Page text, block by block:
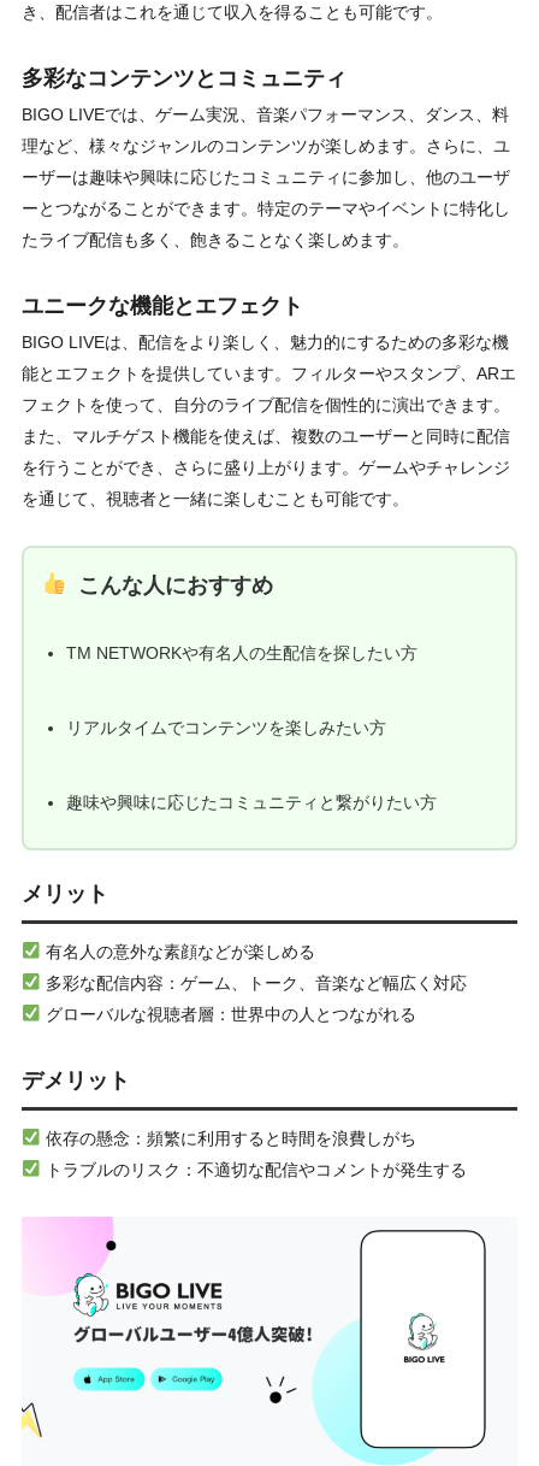
き、配信者はこれを通じて収入を得ることも可能です。
多彩なコンテンツとコミュニティ
BIGO LIVEでは、ゲーム実況、音楽パフォーマンス、ダンス、料
理など、様々なジャンルのコンテンツが楽しめます。さらに、ユ
ーザーは趣味や興味に応じたコミュニティに参加し、他のユーザ
ーとつながることができます。特定のテーマやイベントに特化し
たライブ配信も多く、飽きることなく楽しめます。
ユニークな機能とエフェクト
BIGO LIVEは、配信をより楽しく、魅力的にするための多彩な機
能とエフェクトを提供しています。フィルターやスタンプ、ARエ
フェクトを使って、自分のライブ配信を個性的に演出できます。
また、マルチゲスト機能を使えば、複数のユーザーと同時に配信
を行うことができ、さらに盛り上がります。ゲームやチャレンジ
を通じて、視聴者と一緒に楽しむことも可能です。
こんな人におすすめ
TM NETWORKや有名人の生配信を探したい方
リアルタイムでコンテンツを楽しみたい方
趣味や興味に応じたコミュニティと繋がりたい方
メリット
有名人の意外な素顔などが楽しめる
多彩な配信内容：ゲーム、トーク、音楽など幅広く対応
グローバルな視聴者層：世界中の人とつながれる
デメリット
依存の懸念：頻繁に利用すると時間を浪費しがち
トラブルのリスク：不適切な配信やコメントが発生する